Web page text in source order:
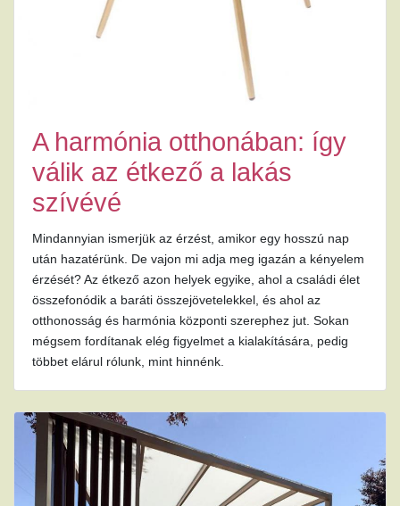
A harmónia otthonában: így
válik az étkező a lakás
szívévé
Mindannyian ismerjük az érzést, amikor egy hosszú nap
után hazatérünk. De vajon mi adja meg igazán a kényelem
érzését? Az étkező azon helyek egyike, ahol a családi élet
összefonódik a baráti összejövetelekkel, és ahol az
otthonosság és harmónia központi szerephez jut. Sokan
mégsem fordítanak elég figyelmet a kialakítására, pedig
többet elárul rólunk, mint hinnénk.